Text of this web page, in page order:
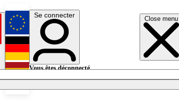
Close menu
English
Deutsch
Se connecter
Vous êtes déconnecté.